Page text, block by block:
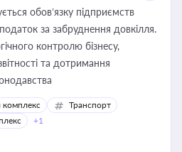
обов’язку підприємств
за забруднення довкілля.
контролю бізнесу,
та дотримання
комплекс
Транспорт
+1